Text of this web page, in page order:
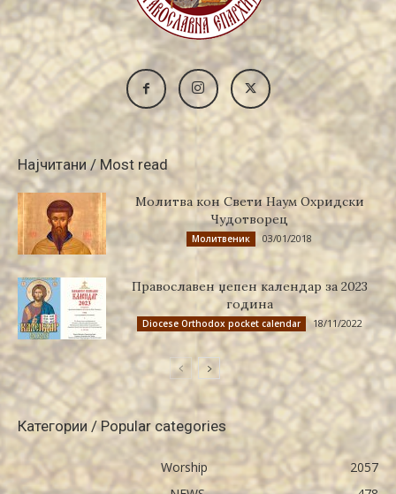
Најчитани / Most read
Молитва кон Свети Наум Охридски
Чудотворец
Молитвеник 03/01/2018
Православен џепен календар за 2023
година
Diocese Orthodox pocket calendar 18/11/2022
Категории / Popular categories
Worship
2057